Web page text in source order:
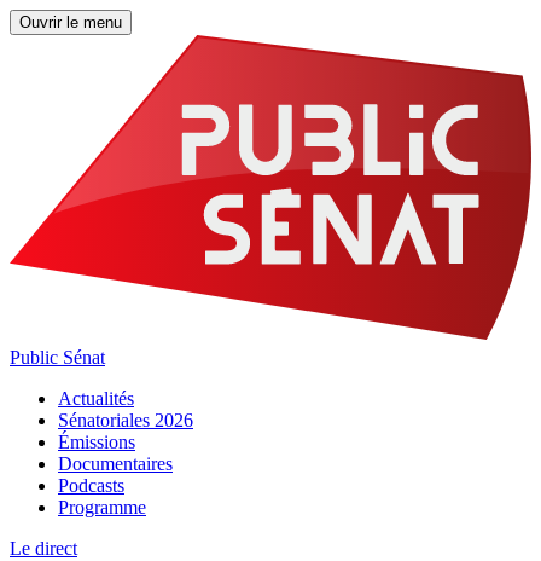
Ouvrir le menu
Public Sénat
Actualités
Sénatoriales 2026
Émissions
Documentaires
Podcasts
Programme
Le direct